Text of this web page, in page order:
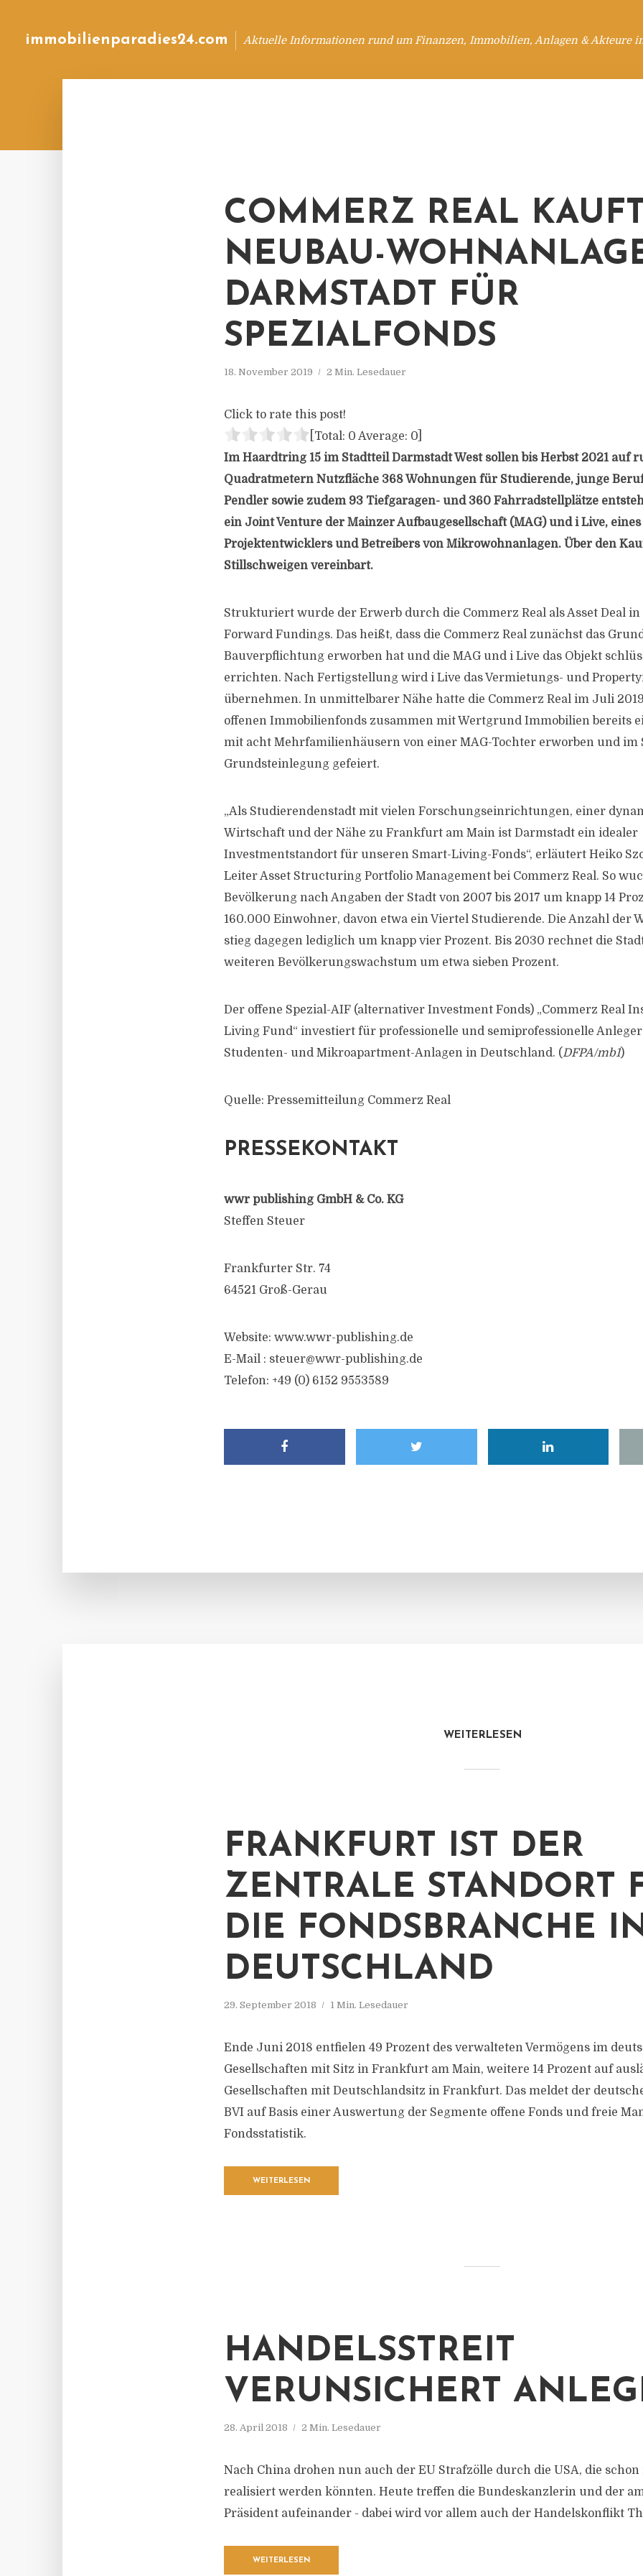
immobilienparadies24.com Aktuelle Informationen rund um Finanzen, Immobilien, Anlagen & Akteure
COMMERZ REAL
NEUBAU-
DARMSTADT FÜR
SPEZIALFONDS
18. November 2019 2 Min. Lesedauer
Click to rate this post!
[Total: 0 Average: 0
Im Haardtring 15 im Stadtteil Darmstadt West sollen bis Herbst 2021 auf
Quadratmetern Nutzfläche 368 Wohnungen für Studierende, junge
Pendler sowie zudem 93 Tiefgaragen- und 360 Fahrradstellplätze
ein Joint Venture der Mainzer Aufbaugesellschaft (MAG) und i Live, eines
Projektentwicklers und Betreibers von Mikrowohnanlagen. Über den
Stillschweigen vereinbart.
Strukturiert wurde der Erwerb durch die Commerz Real als Asset Deal in
Forward Fundings. Das heißt, dass die Commerz Real zunächst das
Bauverpflichtung erworben hat und die MAG und i Live das Objekt
errichten. Nach Fertigstellung wird i Live das Vermietungs- und
übernehmen. In unmittelbarer Nähe hatte die Commerz Real im Juli
offenen Immobilienfonds zusammen mit Wertgrund Immobilien bereits
mit acht Mehrfamilienhäusern von einer MAG-Tochter erworben und im
Grundsteinlegung gefeiert.
„Als Studierendenstadt mit vielen Forschungseinrichtungen, einer
Wirtschaft und der Nähe zu Frankfurt am Main ist Darmstadt ein idealer
Investmentstandort für unseren Smart-Living-Fonds“, erläutert Heiko
Leiter Asset Structuring Portfolio Management bei Commerz Real. So
Bevölkerung nach Angaben der Stadt von 2007 bis 2017 um knapp 14
160.000 Einwohner, davon etwa ein Viertel Studierende. Die Anzahl der
stieg dagegen lediglich um knapp vier Prozent. Bis 2030 rechnet die
weiteren Bevölkerungswachstum um etwa sieben Prozent.
Der offene Spezial-AIF (alternativer Investment Fonds) „Commerz Real
Living Fund“ investiert für professionelle und semiprofessionelle
Studenten- und Mikroapartment-Anlagen in Deutschland. (DFPA/mb1)
Quelle: Pressemitteilung Commerz Real
PRESSEKONTAKT
wwr publishing GmbH & Co. KG
Steffen Steuer
Frankfurter Str. 74
64521 Groß-Gerau
Website: www.wwr-publishing.de
E-Mail : steuer@wwr-publishing.de
Telefon: +49 (0) 6152 9553589
WEITERLESEN
FRANKFURT IST DER
ZENTRALE STANDORT
DIE FONDSBRANCHE
DEUTSCHLAND
29. September 2018 1 Min. Lesedauer
Ende Juni 2018 entfielen 49 Prozent des verwalteten Vermögens im
Gesellschaften mit Sitz in Frankfurt am Main, weitere 14 Prozent auf
Gesellschaften mit Deutschlandsitz in Frankfurt. Das meldet der
BVI auf Basis einer Auswertung der Segmente offene Fonds und freie
Fondsstatistik.
WEITERLESEN
HANDELSSTREIT
VERUNSICHERT
28. April 2018 2 Min. Lesedauer
Nach China drohen nun auch der EU Strafzölle durch die USA, die
realisiert werden könnten. Heute treffen die Bundeskanzlerin und der
Präsident aufeinander - dabei wird vor allem auch der Handelskonflikt
WEITERLESEN